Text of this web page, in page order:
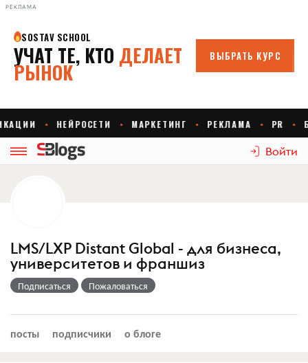
РЕКЛАМА
Войти
LMS/LXP Distant Global - для бизнеса,
университетов и франшиз
Подписаться Пожаловаться
посты подписчики о блоге